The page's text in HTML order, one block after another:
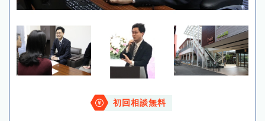
初回相談無料